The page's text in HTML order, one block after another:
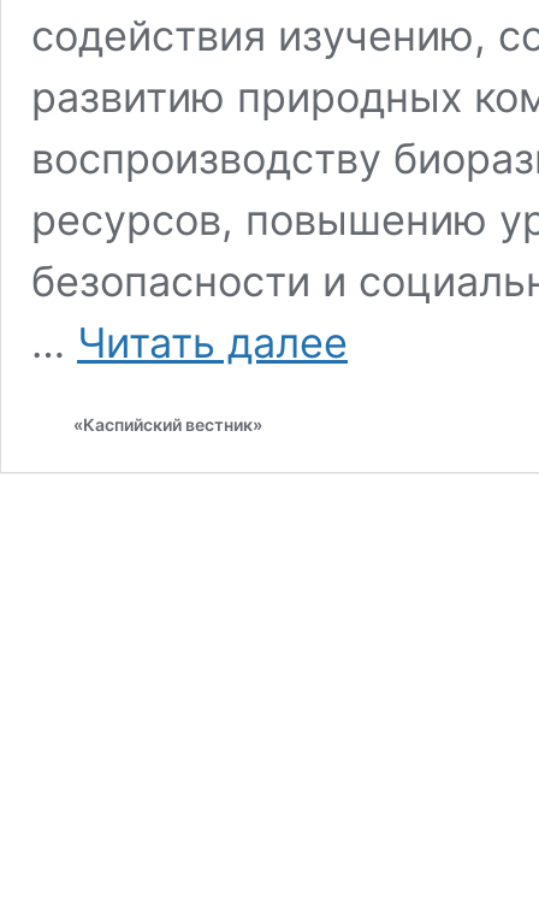
содействия изучению,
развитию природных
воспроизводству
ресурсов, повышению
безопасности и
… Читать далее
технологической
«Каспийский вестник»